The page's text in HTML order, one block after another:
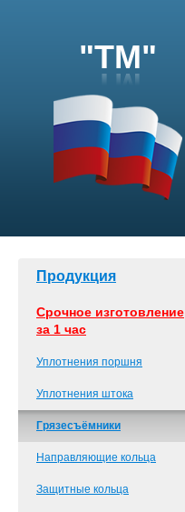
"ТМ"
Продукция
Срочное изготовление
за 1 час
Уплотнения поршня
Уплотнения штока
Грязесъёмники
Направляющие кольца
Защитные кольца